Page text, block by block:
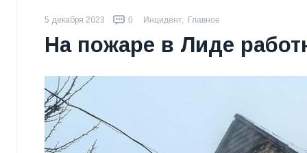
5 декабря 2023 0 Инцидент, Главное
На пожаре в Лиде